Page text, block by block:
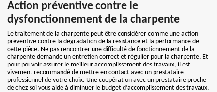
Action préventive contre le
dysfonctionnement de la charpente
Le traitement de la charpente peut être considérer comme une action
préventive contre la dégradation de la résistance et la performance de
cette pièce. Ne pas rencontrer une difficulté de fonctionnement de la
charpente demande un entretien correct et régulier pour la charpente. Et
pour pouvoir assurer le meilleur accomplissement des travaux, il est
vivement recommandé de mettre en contact avec un prestataire
professionnel de votre choix. Une coopération avec un prestataire proche
de chez soi vous aide à diminuer le budget d’accomplissement des travaux.